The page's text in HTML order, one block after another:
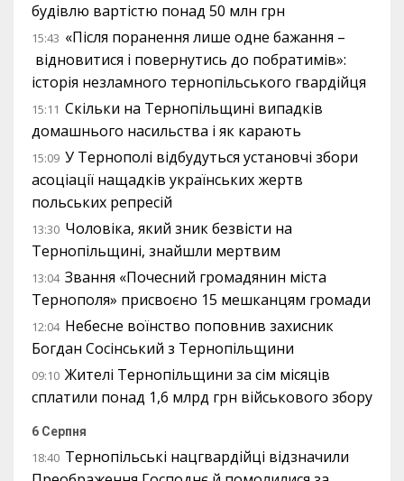
будівлю вартістю понад 50 млн грн
15:43 «Після поранення лише одне бажання –
відновитися і повернутись до побратимів»:
історія незламного тернопільського гвардійця
15:11 Скільки на Тернопільщині випадків
домашнього насильства і як карають
15:09 У Тернополі відбудуться установчі збори
асоціації нащадків українських жертв
польських репресій
13:30 Чоловіка, який зник безвісти на
Тернопільщині, знайшли мертвим
13:04 Звання «Почесний громадянин міста
Тернополя» присвоєно 15 мешканцям громади
12:04 Небесне воїнство поповнив захисник
Богдан Сосінський з Тернопільщини
09:10 Жителі Тернопільщини за сім місяців
сплатили понад 1,6 млрд грн військового збору
6 Серпня
18:40 Тернопільські нацгвардійці відзначили